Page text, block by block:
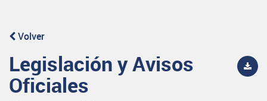
Volver
Legislación y Avisos
Oficiales